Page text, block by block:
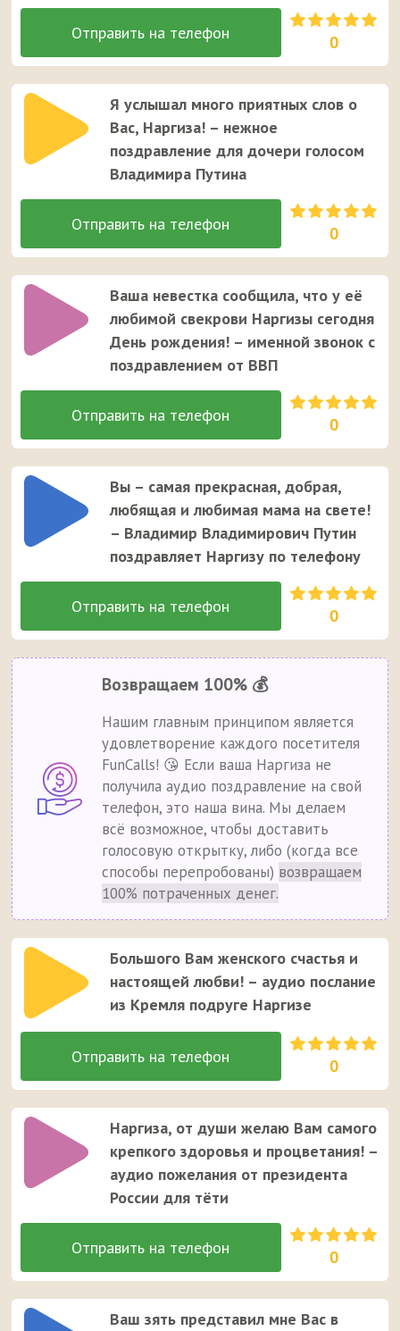
0
Я услышал много приятных слов о
Вас, Наргиза! – нежное
поздравление для дочери голосом
Владимира Путина
0
Ваша невестка сообщила, что у её
любимой свекрови Наргизы сегодня
День рождения! – именной звонок с
поздравлением от ВВП
0
Вы – самая прекрасная, добрая,
любящая и любимая мама на свете!
– Владимир Владимирович Путин
поздравляет Наргизу по телефону
0
Возвращаем 100% 💰
Нашим главным принципом является
удовлетворение каждого посетителя
FunCalls! 😘 Если ваша Наргиза не
получила аудио поздравление на свой
телефон, это наша вина. Мы делаем
всё возможное, чтобы доставить
голосовую открытку, либо (когда все
способы перепробованы) возвращаем
100% потраченных денег.
Большого Вам женского счастья и
настоящей любви! – аудио послание
из Кремля подруге Наргизе
0
Наргиза, от души желаю Вам самого
крепкого здоровья и процветания! –
аудио пожелания от президента
России для тёти
0
Ваш зять представил мне Вас в